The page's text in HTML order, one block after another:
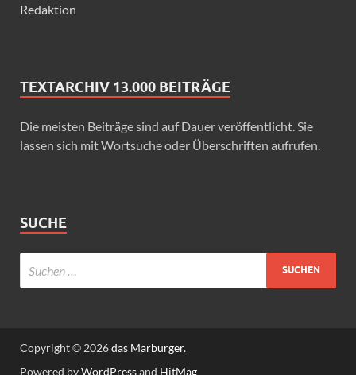
Redaktion
TEXTARCHIV 13.000 BEITRÄGE
Die meisten Beiträge sind auf Dauer veröffentlicht. Sie
lassen sich mit Wortsuche oder Überschriften aufrufen.
SUCHE
Copyright © 2026das Marburger.
Powered byWordPressand HitMag